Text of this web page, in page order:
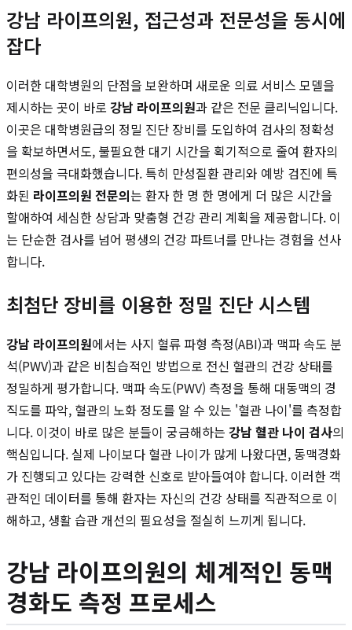
강남 라이프의원, 접근성과 전문성을 동시에
잡다
이러한 대학병원의 단점을 보완하며 새로운 의료 서비스 모델을
제시하는 곳이 바로 강남 라이프의원과 같은 전문 클리닉입니다.
이곳은 대학병원급의 정밀 진단 장비를 도입하여 검사의 정확성
을 확보하면서도, 불필요한 대기 시간을 획기적으로 줄여 환자의
편의성을 극대화했습니다. 특히 만성질환 관리와 예방 검진에 특
화된 라이프의원 전문의는 환자 한 명 한 명에게 더 많은 시간을
할애하여 세심한 상담과 맞춤형 건강 관리 계획을 제공합니다. 이
는 단순한 검사를 넘어 평생의 건강 파트너를 만나는 경험을 선사
합니다.
최첨단 장비를 이용한 정밀 진단 시스템
강남 라이프의원에서는 사지 혈류 파형 측정(ABI)과 맥파 속도 분
석(PWV)과 같은 비침습적인 방법으로 전신 혈관의 건강 상태를
정밀하게 평가합니다. 맥파 속도(PWV) 측정을 통해 대동맥의 경
직도를 파악, 혈관의 노화 정도를 알 수 있는 '혈관 나이'를 측정합
니다. 이것이 바로 많은 분들이 궁금해하는 강남 혈관 나이 검사의
핵심입니다. 실제 나이보다 혈관 나이가 많게 나왔다면, 동맥경화
가 진행되고 있다는 강력한 신호로 받아들여야 합니다. 이러한 객
관적인 데이터를 통해 환자는 자신의 건강 상태를 직관적으로 이
해하고, 생활 습관 개선의 필요성을 절실히 느끼게 됩니다.
강남 라이프의원의 체계적인 동맥
경화도 측정 프로세스